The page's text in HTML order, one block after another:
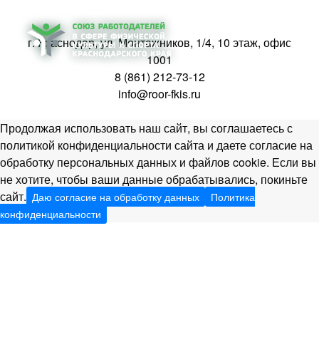
г. Краснодар, ул. Монтажников, 1/4, 10 этаж, офис
1001
8 (861) 212-73-12
info@roor-fkis.ru
Продолжая использовать наш сайт, вы соглашаетесь с
политикой конфиденциальности сайта и даете согласие на
обработку персональных данных и файлов cookie. Если вы
не хотите, чтобы ваши данные обрабатывались, покиньте
сайт. Даю согласие на обработку данных
Политика
конфиденциальности